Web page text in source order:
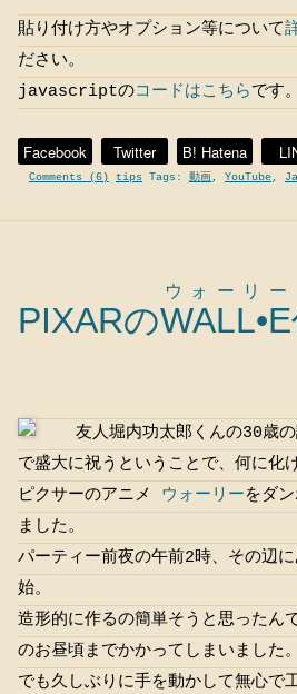
貼り付け方やオプション等について
ださい。
javascriptのコードはこちらです。
Facebook Twitter B! Hatena
Comments (6) tips Tags: 動画 , YouTube,
PIXARのWALL•E
ウォーリー
友人堀内功太郎くんの30歳
で盛大に祝うということで、何に化
ピクサーのアニメ ウォーリーをダ
ました。
パーティー前夜の午前2時、その辺
始。
造形的に作るの簡単そうと思ったん
のお昼頃までかかってしまいました。
でも久しぶりに手を動かして無心で